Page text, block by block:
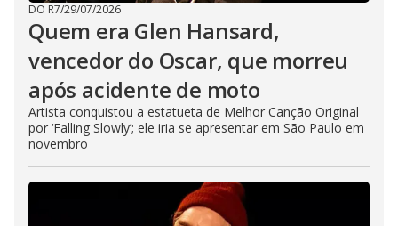
DO R7/29/07/2026
Quem era Glen Hansard,
vencedor do Oscar, que morreu
após acidente de moto
Artista conquistou a estatueta de Melhor Canção Original
por ‘Falling Slowly’; ele iria se apresentar em São Paulo em
novembro